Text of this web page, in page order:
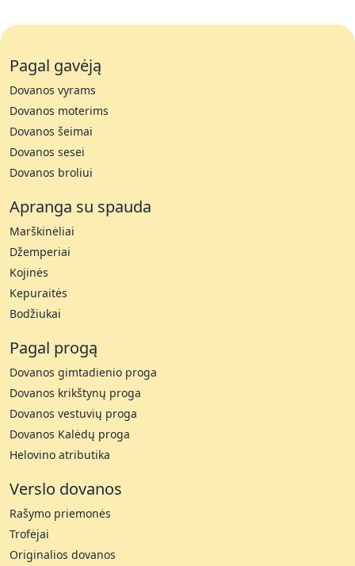
Pagal gavėją
Dovanos vyrams
Dovanos moterims
Dovanos šeimai
Dovanos sesei
Dovanos broliui
Apranga su spauda
Marškinėliai
Džemperiai
Kojinės
Kepuraitės
Bodžiukai
Pagal progą
Dovanos gimtadienio proga
Dovanos krikštynų proga
Dovanos vestuvių proga
Dovanos Kalėdų proga
Helovino atributika
Verslo dovanos
Rašymo priemonės
Trofėjai
Originalios dovanos